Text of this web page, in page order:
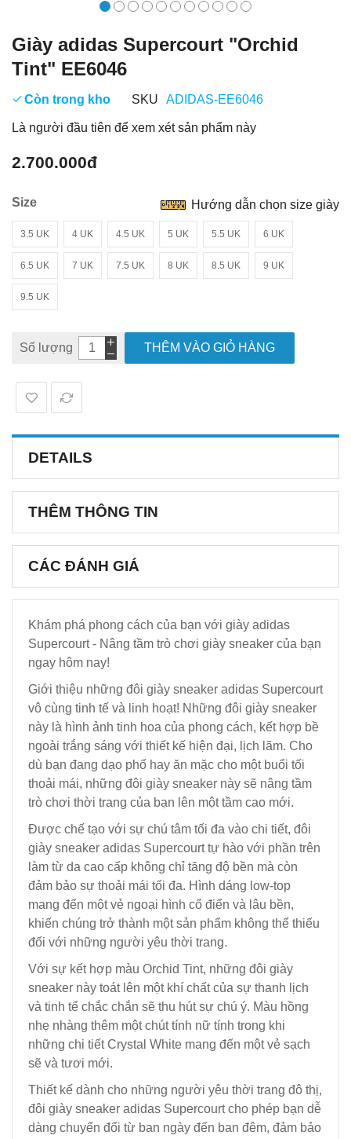
Giày adidas Supercourt "Orchid
Tint" EE6046
Còn trong kho SKU ADIDAS-EE6046
Là người đầu tiên để xem xét sản phẩm này
2.700.000đ
Size
3.5 UK 4 UK 4.5 UK 5 UK 5.5 UK 6 UK
6.5 UK 7 UK 7.5 UK 8 UK 8.5 UK 9 UK
9.5 UK
Hướng dẫn chọn size giày
Số lượng THÊM VÀO GIỎ HÀNG
DETAILS
THÊM THÔNG TIN
CÁC ĐÁNH GIÁ
Khám phá phong cách của bạn với giày adidas
Supercourt - Nâng tầm trò chơi giày sneaker của bạn
ngay hôm nay!
Giới thiệu những đôi giày sneaker adidas Supercourt
vô cùng tinh tế và linh hoạt! Những đôi giày sneaker
này là hình ảnh tinh hoa của phong cách, kết hợp bề
ngoài trắng sáng với thiết kế hiện đại, lịch lãm. Cho
dù bạn đang dạo phố hay ăn mặc cho một buổi tối
thoải mái, những đôi giày sneaker này sẽ nâng tầm
trò chơi thời trang của bạn lên một tầm cao mới.
Được chế tạo với sự chú tâm tối đa vào chi tiết, đôi
giày sneaker adidas Supercourt tự hào với phần trên
làm từ da cao cấp không chỉ tăng độ bền mà còn
đảm bảo sự thoải mái tối đa. Hình dáng low-top
mang đến một vẻ ngoại hình cổ điển và lâu bền,
khiến chúng trở thành một sản phẩm không thể thiếu
đối với những người yêu thời trang.
Với sự kết hợp màu Orchid Tint, những đôi giày
sneaker này toát lên một khí chất của sự thanh lịch
và tinh tế chắc chắn sẽ thu hút sự chú ý. Màu hồng
nhẹ nhàng thêm một chút tính nữ tính trong khi
những chi tiết Crystal White mang đến một vẻ sạch
sẽ và tươi mới.
Thiết kế dành cho những người yêu thời trang đô thị,
đôi giày sneaker adidas Supercourt cho phép bạn dễ
dàng chuyển đổi từ ban ngày đến ban đêm, đảm bảo